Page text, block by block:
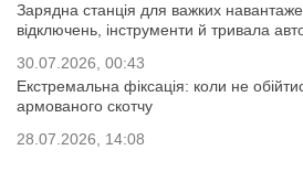
Зарядна станція для важких
відключень, інструменти й тривала
30.07.2026, 00:43
Екстремальна фіксація: коли не
армованого скотчу
28.07.2026, 14:08